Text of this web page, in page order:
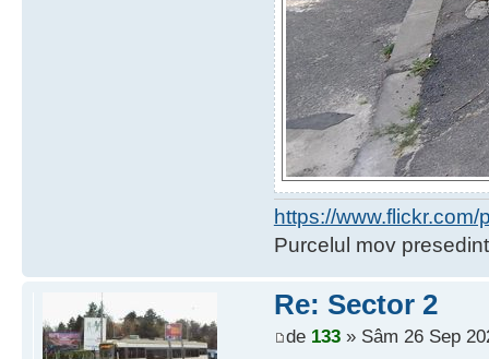
https://
Purcelul mov
Re: Sector 2
de 133» Sâm 26 Sep